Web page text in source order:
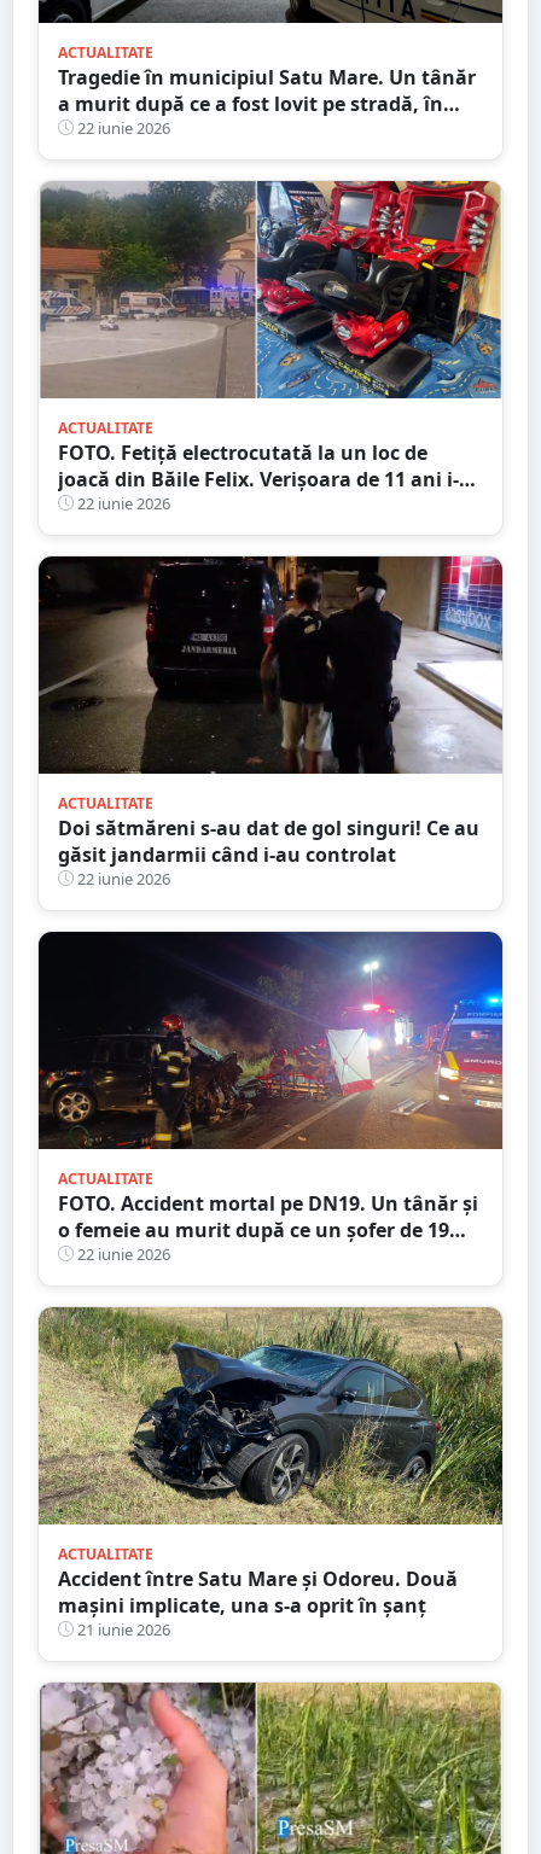
ACTUALITATE
Tragedie în municipiul Satu Mare. Un tânăr
a murit după ce a fost lovit pe stradă, în
Satu Mare
22 iunie 2026
ACTUALITATE
FOTO. Fetiță electrocutată la un loc de
joacă din Băile Felix. Verişoara de 11 ani i-a
venit în ajutor. Amândouă au ajuns la
spital
22 iunie 2026
ACTUALITATE
Doi sătmăreni s-au dat de gol singuri! Ce au
găsit jandarmii când i-au controlat
22 iunie 2026
ACTUALITATE
FOTO. Accident mortal pe DN19. Un tânăr și
o femeie au murit după ce un șofer de 19
ani ar fi intrat pe contrasens
22 iunie 2026
ACTUALITATE
Accident între Satu Mare și Odoreu. Două
mașini implicate, una s-a oprit în șanț
21 iunie 2026